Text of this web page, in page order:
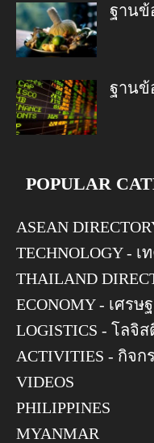
ฐานข้
ฐานข้
POPULAR
ASEAN
TECHNOLOGY - เ
THAILAND
ECONOMY - เศรษ
LOGISTICS - โลจิ
ACTIVITIES - กิจ
VIDEOS
PHILIPPINES
MYANMAR